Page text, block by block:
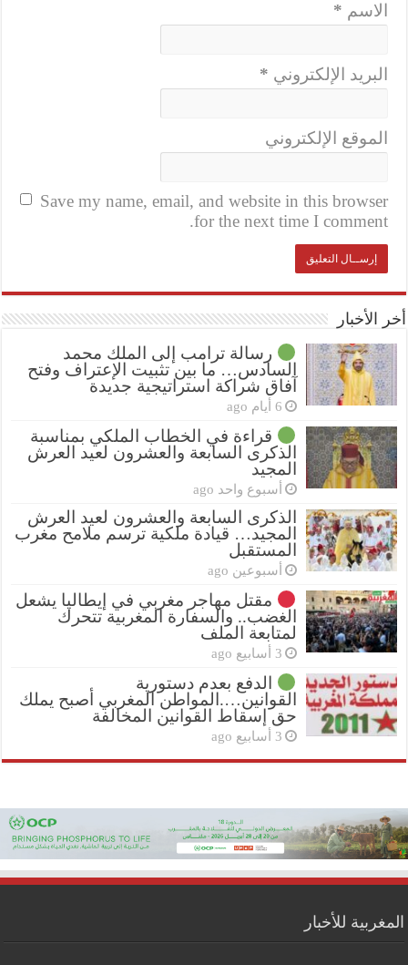
الاسم *
البريد الإلكتروني *
الموقع الإلكتروني
Save my name, email, and website in this browser
for the next time I comment.
أخر الأخبار
رسالة ترامب إلى الملك محمد
السادس… ما بين تثبيت الإعتراف وفتح
آفاق شراكة استراتيجية جديدة
6 أيام ago
قراءة في الخطاب الملكي بمناسبة
الذكرى السابعة والعشرون لعيد العرش
المجيد
أسبوع واحد ago
الذكرى السابعة والعشرون لعيد العرش
المجيد… قيادة ملكية ترسم ملامح مغرب
المستقبل
أسبوعين ago
مقتل مهاجر مغربي في إيطاليا يشعل
الغضب.. والسفارة المغربية تتحرك
لمتابعة الملف
3 أسابيع ago
الدفع بعدم دستورية
القوانين….المواطن المغربي أصبح يملك
حق إسقاط القوانين المخالفة
3 أسابيع ago
المغربية للأخبار